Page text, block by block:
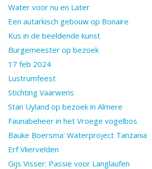
Water voor nu en Later
Een autarkisch gebouw op Bonaire
Kus in de beeldende kunst
Burgemeester op bezoek
17 feb 2024
Lustrumfeest
Stichting Vaarwens
Stan Uyland op bezoek in Almere
Faunabeheer in het Vroege vogelbos
Bauke Boersma: Waterproject Tanzania
Erf Vliervelden
Gijs Visser: Passie voor Langlaufen